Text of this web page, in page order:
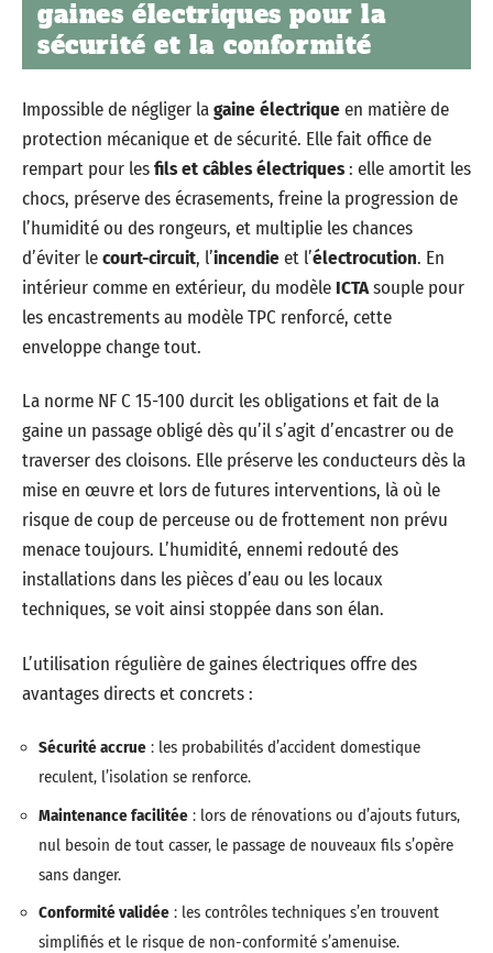
gaines électriques pour la
sécurité et la conformité
Impossible de négliger lagaine électriqueen matière de
protection mécanique et de sécurité. Elle fait office de
rempart pour lesfils et câbles électriques: elle amortit les
chocs, préserve des écrasements, freine la progression de
l’humidité ou des rongeurs, et multiplie les chances
d’éviter lecourt-circuit, l’incendieet l’électrocution. En
intérieur comme en extérieur, du modèle ICTAsouple pour
les encastrements au modèle TPC renforcé, cette
enveloppe change tout.
La norme NF C 15-100 durcit les obligations et fait de la
gaine un passage obligé dès qu’il s’agit d’encastrer ou de
traverser des cloisons. Elle préserve les conducteurs dès la
mise en œuvre et lors de futures interventions, là où le
risque de coup de perceuse ou de frottement non prévu
menace toujours. L’humidité, ennemi redouté des
installations dans les pièces d’eau ou les locaux
techniques, se voit ainsi stoppée dans son élan.
L’utilisation régulière de gaines électriques offre des
avantages directs et concrets :
Sécurité accrue : les probabilités d’accident domestique
reculent, l’isolation se renforce.
Maintenance facilitée : lors de rénovations ou d’ajouts futurs,
nul besoin de tout casser, le passage de nouveaux fils s’opère
sans danger.
Conformité validée : les contrôles techniques s’en trouvent
simplifiés et le risque de non-conformité s’amenuise.